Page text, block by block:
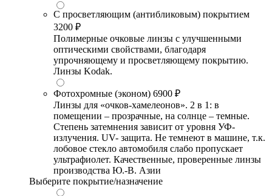
С просветляющим (антибликовым) покрытием
3200 ₽
Полимерные очковые линзы с улучшенными
оптическими свойствами, благодаря
упрочняющему и просветляющему покрытию.
Линзы Kodak.
Фотохромные (эконом) 6900 ₽
Линзы для «очков-хамелеонов». 2 в 1: в
помещении – прозрачные, на солнце – темные.
Степень затемнения зависит от уровня УФ-
излучения. UV- защита. Не темнеют в машине, т.к.
лобовое стекло автомобиля слабо пропускает
ультрафиолет. Качественные, проверенные линзы
производства Ю.-В. Азии
Выберите покрытие/назначение